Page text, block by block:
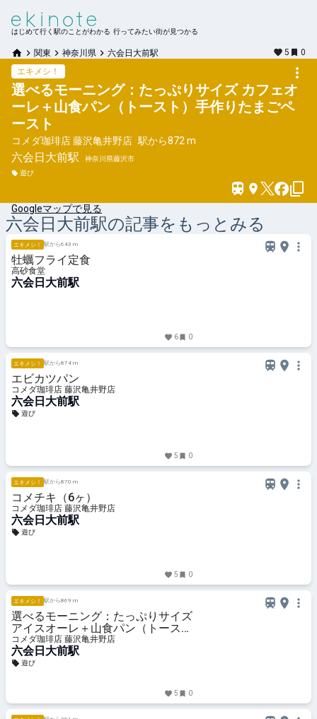
はじめて行く駅のことがわかる 行ってみたい街が見つかる
関東 神奈川県 六会日大前駅 5
0
エキメシ！
選べるモーニング：たっぷりサイズ カフェオ
ーレ＋山食パン（トースト）手作りたまごペ
ースト
コメダ珈琲店 藤沢亀井野店 駅から872 m
六会日大前駅
神奈川県藤沢市
遊び
Googleマップで見る
六会日大前駅の記事をもっとみる
エキメシ！ 駅から643 m
牡蠣フライ定食
高砂食堂
六会日大前駅
6 0
エキメシ！ 駅から874 m
エビカツパン
コメダ珈琲店 藤沢亀井野店
六会日大前駅
遊び
5 0
エキメシ！ 駅から870 m
コメチキ（6ヶ）
コメダ珈琲店 藤沢亀井野店
六会日大前駅
遊び
5 0
エキメシ！ 駅から869 m
選べるモーニング：たっぷりサイズ
アイスオーレ＋山食パン（トース
ト）コメダ特製おぐらあん
コメダ珈琲店 藤沢亀井野店
六会日大前駅
遊び
5 0